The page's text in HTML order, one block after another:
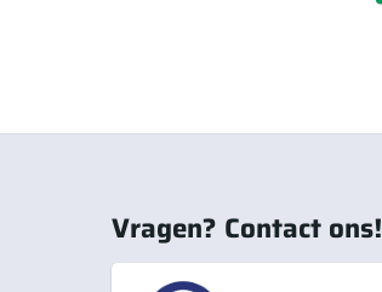
Vragen? Contact ons!